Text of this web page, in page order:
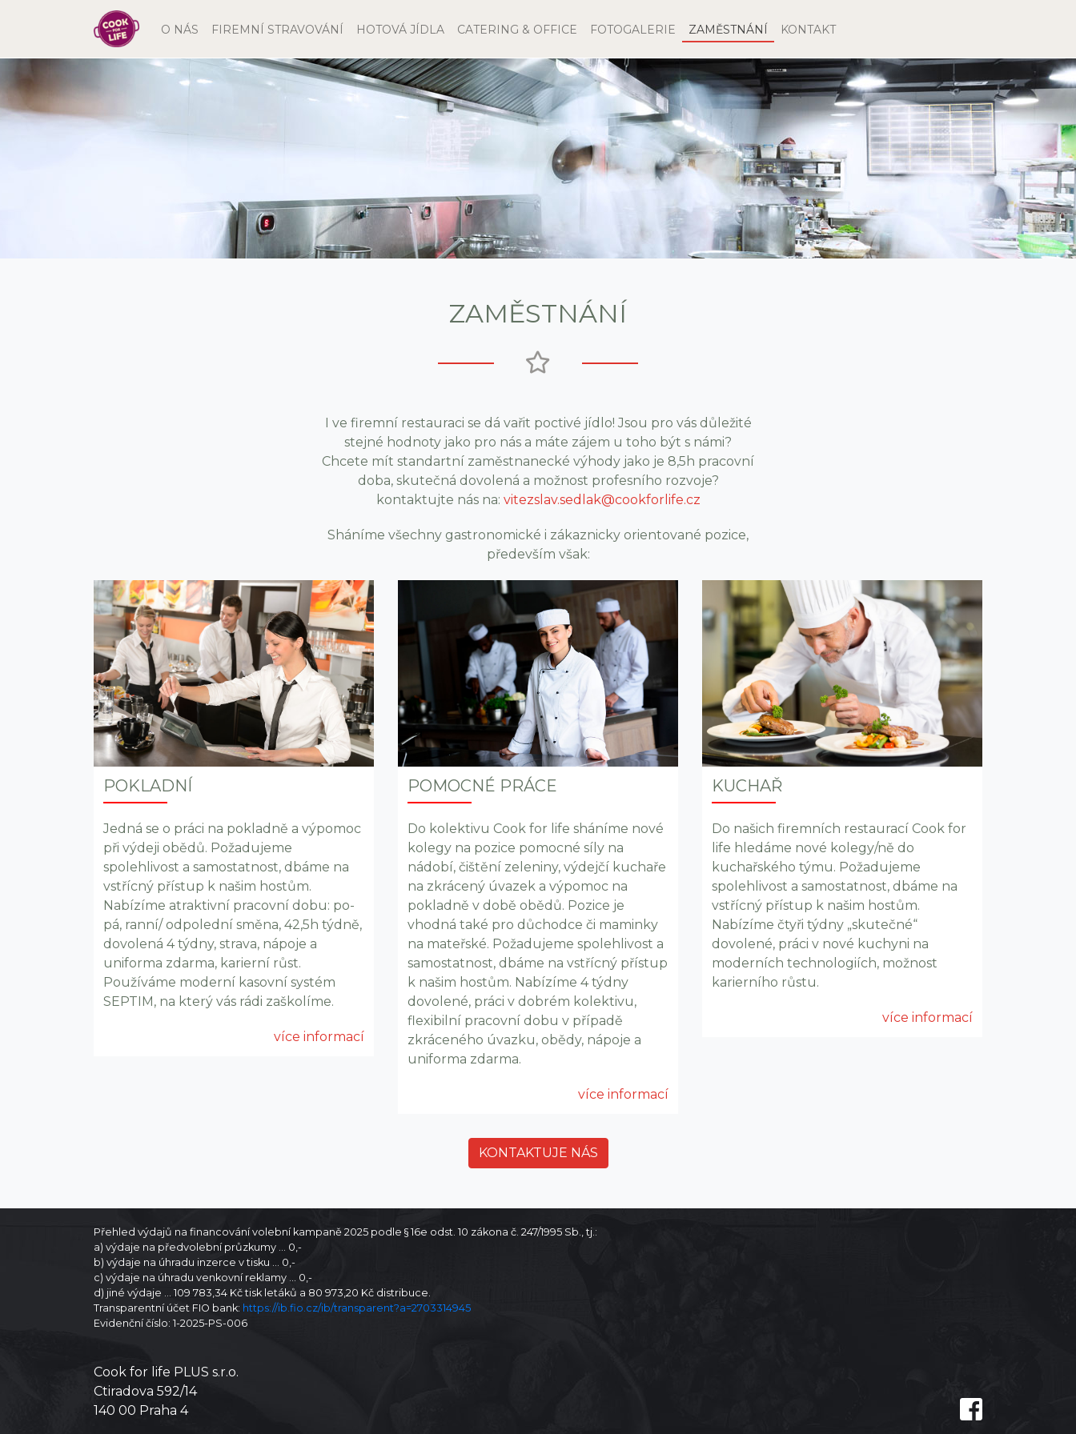
O NÁS (current)
FIREMNÍ STRAVOVÁNÍ HOTOVÁ JÍDLA CATERING & OFFICE FOTOGALERIE ZAMĚSTNÁNÍ KONTAKT
ZAMĚSTNÁNÍ
I ve firemní restauraci se dá vařit poctivé jídlo! Jsou pro vás důležité
stejné hodnoty jako pro nás a máte zájem u toho být s námi?
Chcete mít standartní zaměstnanecké výhody jako je 8,5h pracovní
doba, skutečná dovolená a možnost profesního rozvoje?
kontaktujte nás na: vitezslav.sedlak@cookforlife.cz
Sháníme všechny gastronomické i zákaznicky orientované pozice,
především však:
POKLADNÍ
Jedná se o práci na pokladně a výpomoc
při výdeji obědů. Požadujeme
spolehlivost a samostatnost, dbáme na
vstřícný přístup k našim hostům.
Nabízíme atraktivní pracovní dobu: po-
pá, ranní/ odpolední směna, 42,5h týdně,
dovolená 4 týdny, strava, nápoje a
uniforma zdarma, karierní růst.
Používáme moderní kasovní systém
SEPTIM, na který vás rádi zaškolíme.
více informací
POMOCNÉ PRÁCE
Do kolektivu Cook for life sháníme nové
kolegy na pozice pomocné síly na
nádobí, čištění zeleniny, výdejčí kuchaře
na zkrácený úvazek a výpomoc na
pokladně v době obědů. Pozice je
vhodná také pro důchodce či maminky
na mateřské. Požadujeme spolehlivost a
samostatnost, dbáme na vstřícný přístup
k našim hostům. Nabízíme 4 týdny
dovolené, práci v dobrém kolektivu,
flexibilní pracovní dobu v případě
zkráceného úvazku, obědy, nápoje a
uniforma zdarma.
více informací
KUCHAŘ
Do našich firemních restaurací Cook for
life hledáme nové kolegy/ně do
kuchařského týmu. Požadujeme
spolehlivost a samostatnost, dbáme na
vstřícný přístup k našim hostům.
Nabízíme čtyři týdny „skutečné“
dovolené, práci v nové kuchyni na
moderních technologiích, možnost
karierního růstu.
více informací
KONTAKTUJE NÁS
Přehled výdajů na financování volební kampaně 2025 podle § 16e odst. 10 zákona č. 247/1995 Sb., tj.:
a) výdaje na předvolební průzkumy … 0,-
b) výdaje na úhradu inzerce v tisku … 0,-
c) výdaje na úhradu venkovní reklamy … 0,-
d) jiné výdaje … 109 783,34 Kč tisk letáků a 80 973,20 Kč distribuce.
Transparentní účet FIO bank: https://ib.fio.cz/ib/transparent?a=2703314945
Evidenční číslo: 1-2025-PS-006
Cook for life PLUS s.r.o.
Ctiradova 592/14
140 00 Praha 4